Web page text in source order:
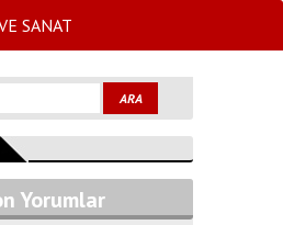
SANAT
Mağdur Edilmeyecek"
Yorumlar